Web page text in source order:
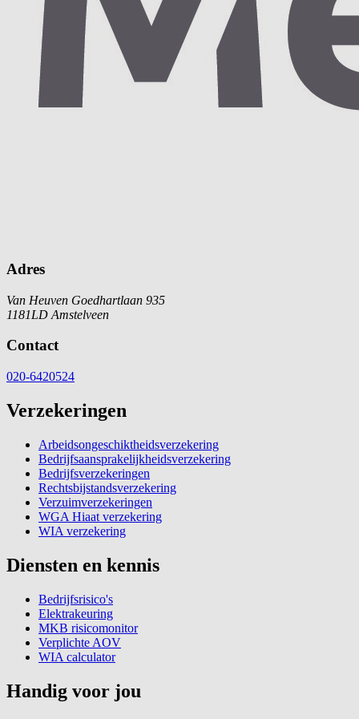
Adres
Van Heuven Goedhartlaan 935
1181LD Amstelveen
Contact
020-6420524
Verzekeringen
Arbeidsongeschiktheidsverzekering
Bedrijfsaansprakelijkheidsverzekering
Bedrijfsverzekeringen
Rechtsbijstandsverzekering
Verzuimverzekeringen
WGA Hiaat verzekering
WIA verzekering
Diensten en kennis
Bedrijfsrisico's
Elektrakeuring
MKB risicomonitor
Verplichte AOV
WIA calculator
Handig voor jou